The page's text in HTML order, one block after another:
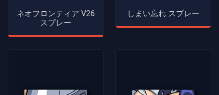
ネオフロンティア V26
スプレー
しまい忘れ スプレー